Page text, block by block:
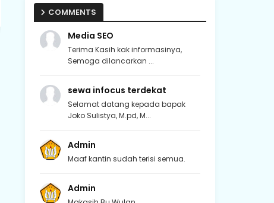
COMMENTS
Media SEO
Terima Kasih kak informasinya,
Semoga dilancarkan ...
sewa infocus terdekat
Selamat datang kepada bapak
Joko Sulistya, M.pd, M...
Admin
Maaf kantin sudah terisi semua.
Admin